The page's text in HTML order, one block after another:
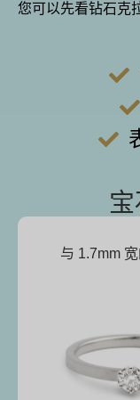
您可以先看钻石克
与 1.7mm